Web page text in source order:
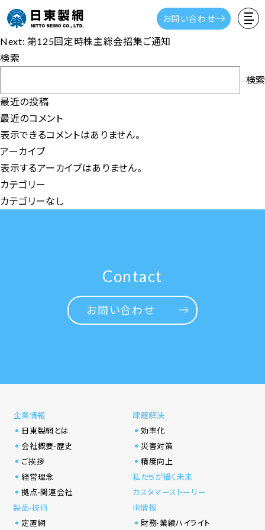
お問い合わせ
2026年４月期 決算短信
投
稿
ナ
ゲ
ー
シ
ョ
ン
Previous:通期業績予想の修正に関するお知らせ
Next: 第125回定時株主総会招集ご通知
検索
検索
最近の投稿
最近のコメント
表示できるコメントはありません。
アーカイブ
表示するアーカイブはありません。
カテゴリー
カテゴリーなし
企業情報
日東製網とは
会社概要·歴史
ご挨拶
経営理念
拠点·関連会社
製品·技術
定置網
課題解決
効率化
災害対策
精度向上
私たちが描く未来
カスタマーストーリー
IR情報
財務·業績ハイライト
Contact
お問い合わせ